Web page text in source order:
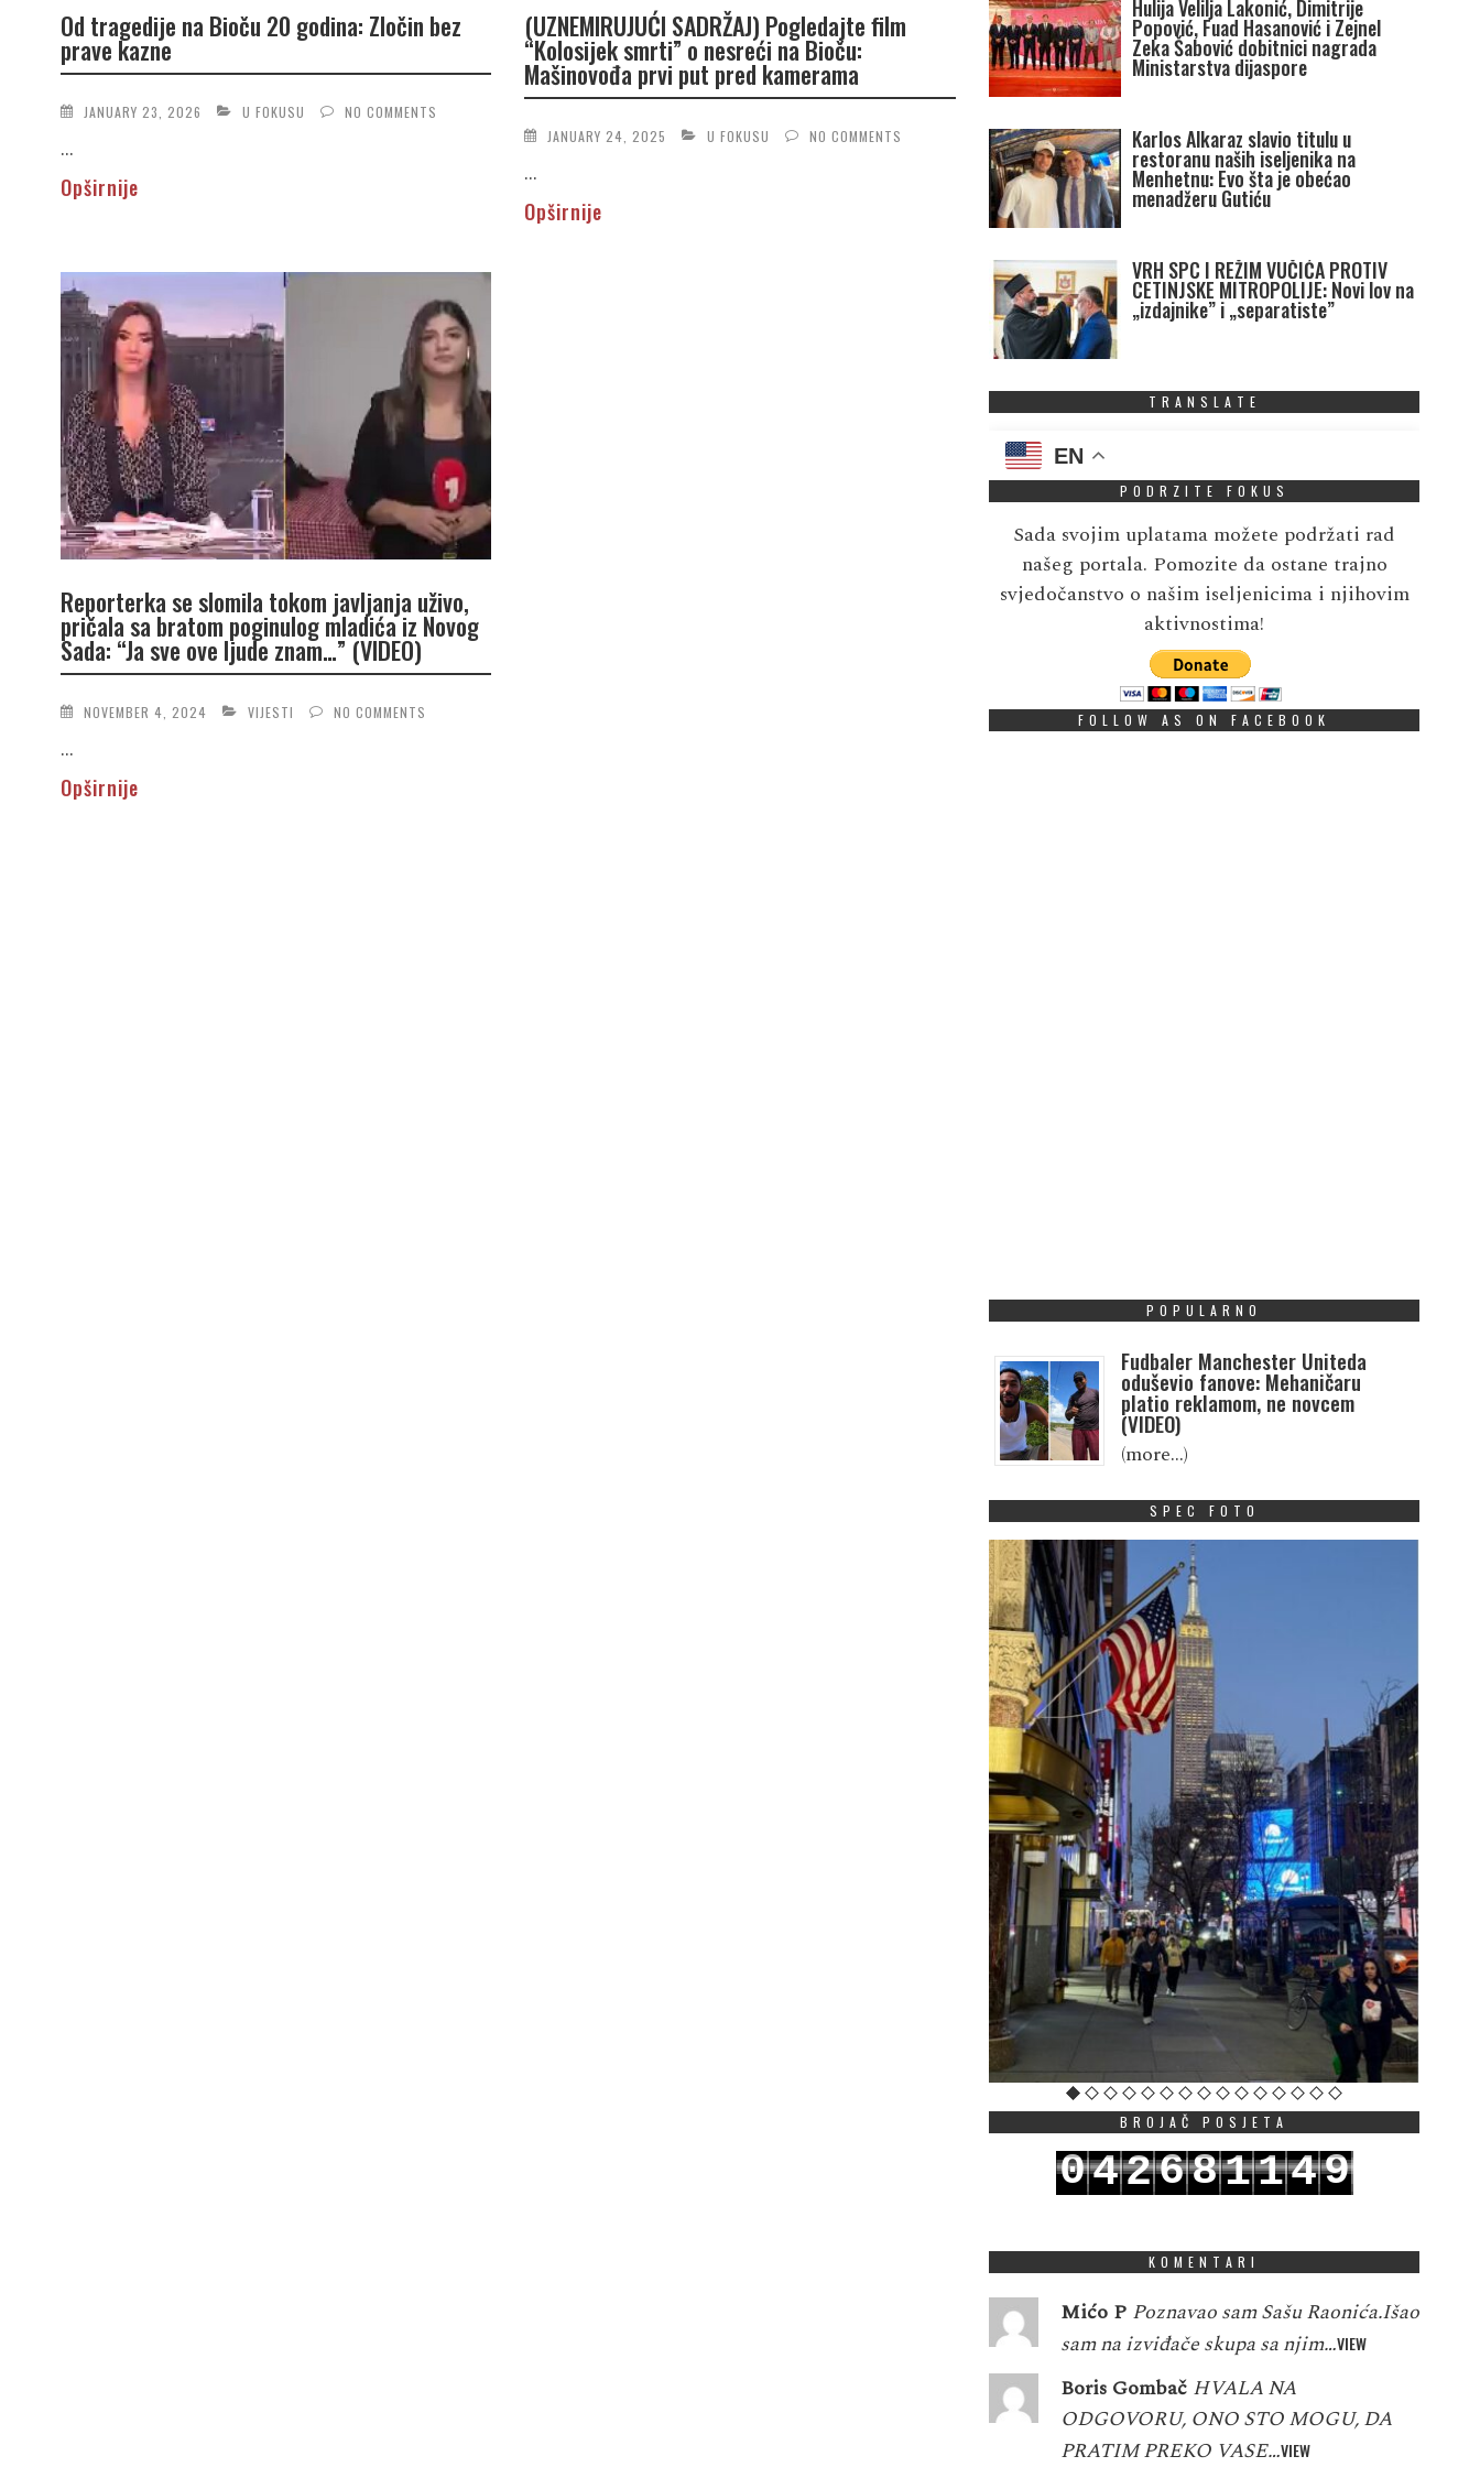
Od tragedije na Bioču 20 godina: Zločin bez
prave kazne
JANUARY 23, 2026 U FOKUSU NO COMMENTS
...
Opširnije
(UZNEMIRUJUĆI SADRŽAJ) Pogledajte film
“Kolosijek smrti” o nesreći na Bioču:
Mašinovođa prvi put pred kamerama
JANUARY 24, 2025 U FOKUSU NO COMMENTS
...
Opširnije
Reporterka se slomila tokom javljanja uživo,
pričala sa bratom poginulog mladića iz Novog
Sada: “Ja sve ove ljude znam…” (VIDEO)
NOVEMBER 4, 2024 VIJESTI NO COMMENTS
...
Opširnije
Hulija Velilja Lakonić, Dimitrije
Popović, Fuad Hasanović i Zejnel
Zeka Šabović dobitnici nagrada
Ministarstva dijaspore
Karlos Alkaraz slavio titulu u
restoranu naših iseljenika na
Menhetnu: Evo šta je obećao
menadžeru Gutiću
VRH SPC I REŽIM VUČIĆA PROTIV
CETINJSKE MITROPOLIJE: Novi lov na
„izdajnike” i „separatiste”
TRANSLATE
EN
PODRZITE FOKUS
Sada svojim uplatama možete podržati rad
našeg portala. Pomozite da ostane trajno
svjedočanstvo o našim iseljenicima i njihovim
aktivnostima!
FOLLOW AS ON FACEBOOK
POPULARNO
Fudbaler Manchester Uniteda
oduševio fanove: Mehaničaru
platio reklamom, ne novcem
(VIDEO)
(more…)
SPEC FOTO
BROJAČ POSJETA
042681149
KOMENTARI
Mićo P Poznavao sam Sašu Raonića.Išao
sam na izviđače skupa sa njim…VIEW
Boris Gombač HVALA NA
ODGOVORU, ONO STO MOGU, DA
PRATIM PREKO VASE…VIEW